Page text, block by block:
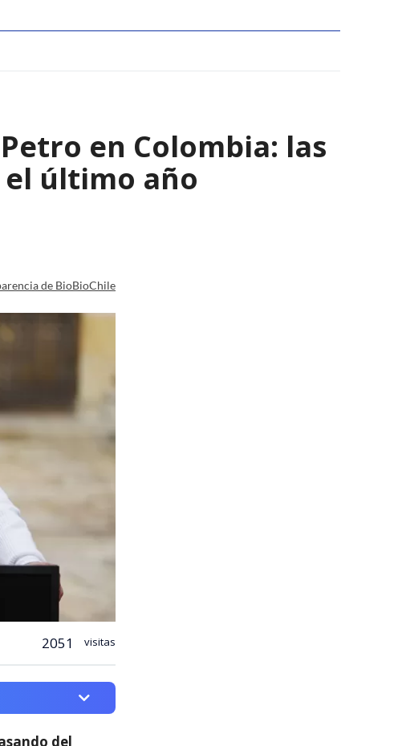
en Colombia: las
el último año
de BioBioChile
2051 visitas
del